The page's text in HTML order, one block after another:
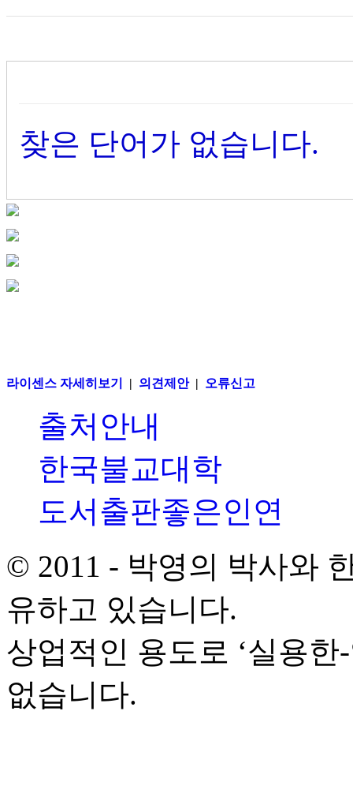
찾은 단어가 없습니다.
라이센스 자세히보기 | 의견제안| 오류신고
출처안내
한국불교대학
도서출판좋은인연
© 2011 - 박영의 박사와
유하고 있습니다.
상업적인 용도로 ‘실용
없습니다.